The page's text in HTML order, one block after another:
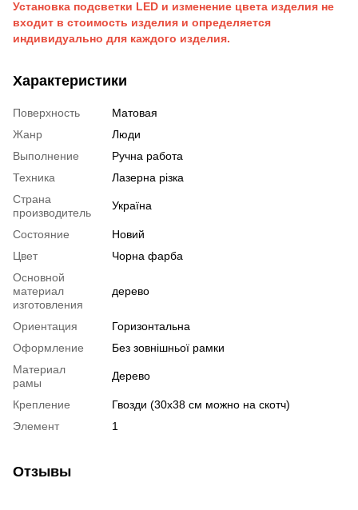
Установка подсветки LED и изменение цвета изделия не
входит в стоимость изделия и определяется
индивидуально для каждого изделия.
Характеристики
Поверхность
Матовая
Жанр
Люди
Выполнение
Ручна работа
Техника
Лазерна різка
Страна
производитель
Україна
Состояние
Новий
Цвет
Чорна фарба
Основной
материал
изготовления
дерево
Ориентация
Горизонтальна
Оформление
Без зовнішньої рамки
Материал
рамы
Дерево
Крепление
Гвозди (30х38 см можно на скотч)
Элемент
1
Отзывы